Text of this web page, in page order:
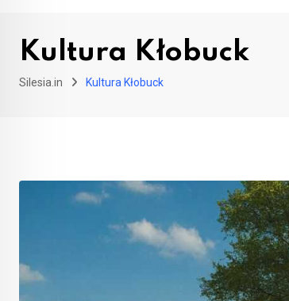
Kultura Kłobuck
Silesia.in Kultura Kłobuck